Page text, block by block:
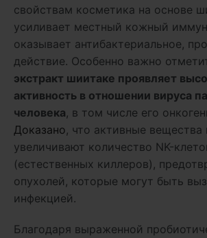
свойствам косметика на основе
усиливает местный кожный
оказывает антибактериальное,
действие. Особенно важно
экстракт шиитаке проявляет
активность в отношении вируса
человека, в том числе его
Доказано, что активные вещества
увеличивают количество NK-
(естественных киллеров),
опухолей, которые могут быть
инфекцией.
Благодаря выраженной